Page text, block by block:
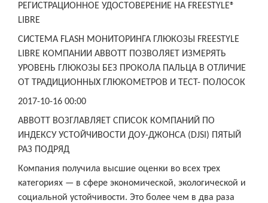
РЕГИСТРАЦИОННОЕ УДОСТОВЕРЕНИЕ НА FREESTYLE®
LIBRE
СИСТЕМА FLASH МОНИТОРИНГА ГЛЮКОЗЫ FREESTYLE
LIBRE КОМПАНИИ ABBOTT ПОЗВОЛЯЕТ ИЗМЕРЯТЬ
УРОВЕНЬ ГЛЮКОЗЫ БЕЗ ПРОКОЛА ПАЛЬЦА В ОТЛИЧИЕ
ОТ ТРАДИЦИОННЫХ ГЛЮКОМЕТРОВ И ТЕСТ- ПОЛОСОК
2017-10-16 00:00
ABBOTT ВОЗГЛАВЛЯЕТ СПИСОК КОМПАНИЙ ПО
ИНДЕКСУ УСТОЙЧИВОСТИ ДОУ-ДЖОНСА (DJSI) ПЯТЫЙ
РАЗ ПОДРЯД
Компания получила высшие оценки во всех трех
категориях — в сфере экономической, экологической и
социальной устойчивости. Это более чем в два раза